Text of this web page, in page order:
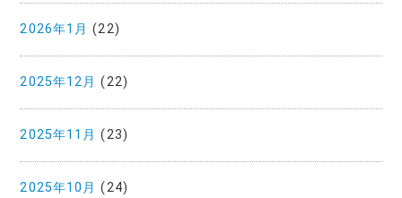
2026年1月 (22)
2025年12月 (22)
2025年11月 (23)
2025年10月 (24)